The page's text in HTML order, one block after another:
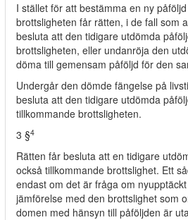
I stället för att bestämma en ny
brottsligheten får rätten, i de fall som
besluta att den tidigare utdömda
brottsligheten, eller undanröja den
döma till gemensam påföljd för den
Undergår den dömde fängelse på
besluta att den tidigare utdömda
tillkommande brottsligheten.
3 §4
Rätten får besluta att en tidigare
också tillkommande brottslighet. Ett
endast om det är fråga om
jämförelse med den brottslighet som
domen med hänsyn till påföljden är